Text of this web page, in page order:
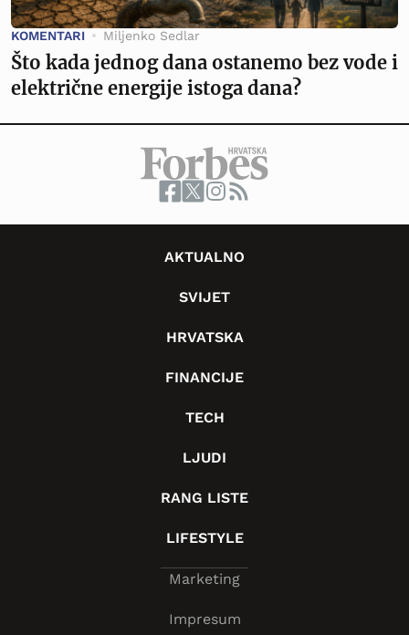
KOMENTARI Miljenko Sedlar
Što kada jednog dana ostanemo bez vode i
električne energije istoga dana?
AKTUALNO
SVIJET
HRVATSKA
FINANCIJE
TECH
LJUDI
RANG LISTE
LIFESTYLE
Marketing
Impresum